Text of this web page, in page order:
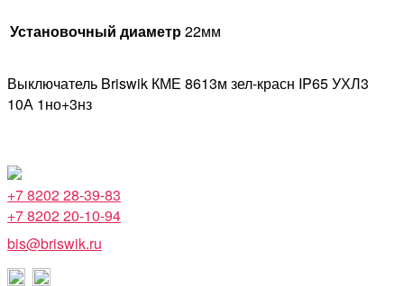
Установочный диаметр22мм
Выключатель Briswik КМЕ 8613м зел-красн IP65 УХЛ3
10А 1но+3нз
+7 8202 28-39-83
+7 8202 20-10-94
bis@briswik.ru